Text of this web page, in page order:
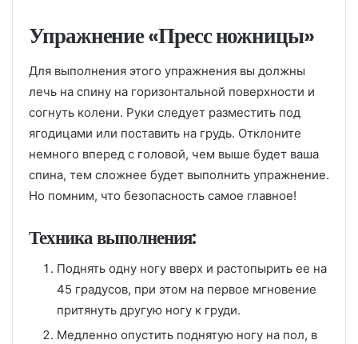
Упражнение «Пресс ножницы»
Для выполнения этого упражнения вы должны
лечь на спину на горизонтальной поверхности и
согнуть колени. Руки следует разместить под
ягодицами или поставить на грудь. Отклоните
немного вперед с головой, чем выше будет ваша
спина, тем сложнее будет выполнить упражнение.
Но помним, что безопасность самое главное!
Техника выполнения:
Поднять одну ногу вверх и растопырить ее на
45 градусов, при этом на первое мгновение
притянуть другую ногу к груди.
Медленно опустить поднятую ногу на пол, в